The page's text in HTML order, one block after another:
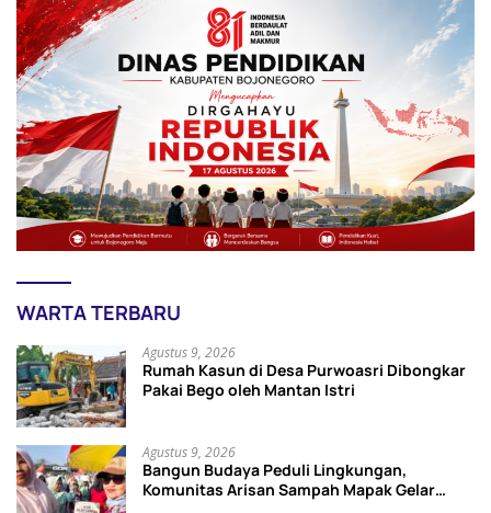
WARTA TERBARU
Agustus 9, 2026
Rumah Kasun di Desa Purwoasri Dibongkar
Pakai Bego oleh Mantan Istri
Agustus 9, 2026
Bangun Budaya Peduli Lingkungan,
Komunitas Arisan Sampah Mapak Gelar